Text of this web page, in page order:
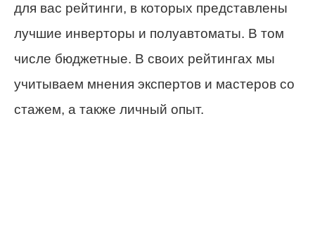
для вас рейтинги, в которых представлены
лучшие инверторы и полуавтоматы. В том
числе бюджетные. В своих рейтингах мы
учитываем мнения экспертов и мастеров со
стажем, а также личный опыт.